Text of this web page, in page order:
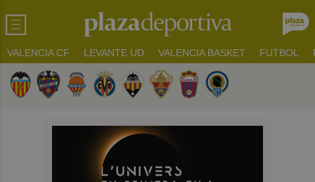
VALENCIA CF LEVANTE UD VALENCIA BASKET FUTBOL